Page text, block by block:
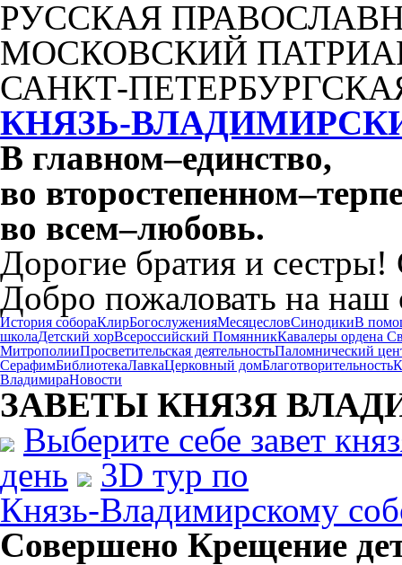
РУССКАЯ
МОСКОВСКИЙ
САНКТ-
КНЯЗЬ-
В главном–единство,
во второстепенном–
во всем–любовь.
Дорогие братия и
Добро пожаловать на наш
История собораКлирБогослуженияМесяцесловСинодикиВ
школаДетский хорВсероссийский ПомянникКавалеры ордена
МитрополииПросветительская деятельностьПаломнический
СерафимБиблиотекаЛавкаЦерковный домБлаготворительность
ВладимираНовости
ЗАВЕТЫ КНЯЗЯ
Выберите себе завет
день
3D тур по
Князь-Владимирскому
Совершено Крещение